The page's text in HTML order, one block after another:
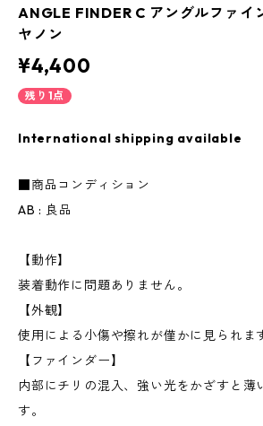
ANGLE FINDER C アングルファイ
ヤノン
¥4,400
残り1点
International shipping available
■商品コンディション
AB : 良品
【動作】
装着動作に問題ありません。
【外観】
使用による小傷や擦れが僅かに見られま
【ファインダー】
内部にチリの混入、強い光をかざすと薄
す。